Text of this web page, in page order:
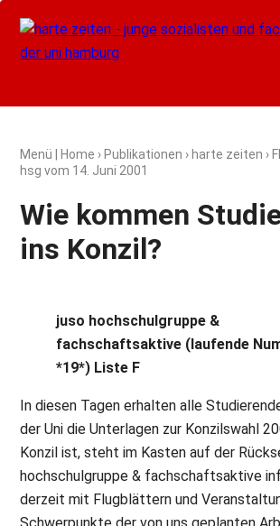
Menü Home › Publikationen › harte zeiten ›
hsg vom 14. Juni 2001
Wie kommen
ins Konzil?
juso hochschulgruppe &
fachschaftsaktive (laufende
*19*) Liste F
In diesen Tagen erhalten alle
der Uni die Unterlagen zur Konzilswahl
Konzil ist, steht im Kasten auf der
hochschulgruppe & fachschaftsaktive
derzeit mit Flugblättern und